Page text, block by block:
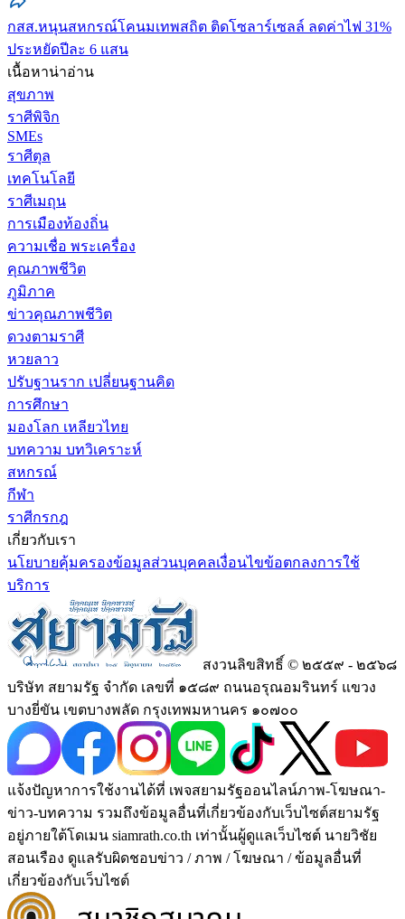
กสส.หนุนสหกรณ์โคนมเทพสถิต ติดโซลาร์เซลล์ ลดค่าไฟ 31%
ประหยัดปีละ 6 แสน
เนื้อหาน่าอ่าน
สุขภาพ
ราศีพิจิก
SMEs
ราศีตุล
เทคโนโลยี
ราศีเมถุน
การเมืองท้องถิ่น
ความเชื่อ พระเครื่อง
คุณภาพชีวิต
ภูมิภาค
ข่าวคุณภาพชีวิต
ดวงตามราศี
หวยลาว
ปรับฐานราก เปลี่ยนฐานคิด
การศึกษา
มองโลก เหลียวไทย
บทความ บทวิเคราะห์
สหกรณ์
กีฬา
ราศีกรกฎ
เกี่ยวกับเรา
นโยบายคุ้มครองข้อมูลส่วนบุคคลเงื่อนไขข้อตกลงการใช้
บริการ
สงวนลิขสิทธิ์ © ๒๕๕๙ - ๒๕๖๘
บริษัท สยามรัฐ จำกัด เลขที่ ๑๕๘๙ ถนนอรุณอมรินทร์ แขวง
บางยี่ขัน เขตบางพลัด กรุงเทพมหานคร ๑๐๗๐๐
แจ้งปัญหาการใช้งานได้ที่ เพจสยามรัฐออนไลน์ภาพ-โฆษณา-
ข่าว-บทความ รวมถึงข้อมูลอื่นที่เกี่ยวข้องกับเว็บไซต์สยามรัฐ
อยู่ภายใต้โดเมน siamrath.co.th เท่านั้นผู้ดูแลเว็บไซต์ นายวิชัย
สอนเรือง ดูแลรับผิดชอบข่าว / ภาพ / โฆษณา / ข้อมูลอื่นที่
เกี่ยวข้องกับเว็บไซต์